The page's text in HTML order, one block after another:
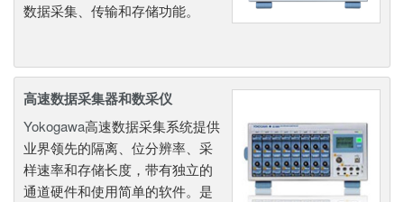
数据采集、传输和存储功能。
高速数据采集器和数采仪
Yokogawa高速数据采集系统提供
业界领先的隔离、位分辨率、采
样速率和存储长度，带有独立的
通道硬件和使用简单的软件。是